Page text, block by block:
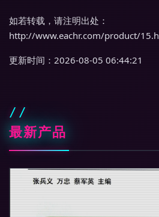
如若转载，请注明出处：
http://www.eachr.com/product/
更新时间：2026-08-05 06:44:21
最新产品